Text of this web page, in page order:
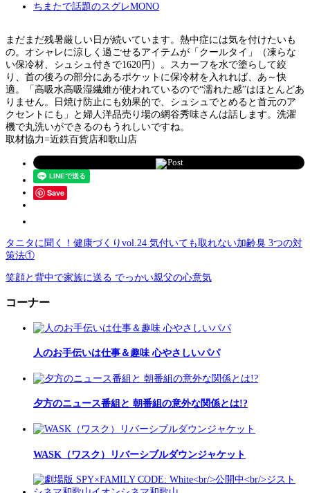
ちまたで話題のスグレMONO
まだまだ残暑厳しい日が続いています。熱中症には気を付けたいも
の。オシャレに涼しく過ごせるアイテムが「クールタイ」（凍らな
い保冷材、シュシュ付きで1620円）。スカーフを水で塗らして絞
り、首の後ろの部分にあるポケットに保冷材を入れれば、あ～快
適。「高吸水高吸湿繊維が使われているので“濡れた感”はほとんどあ
りません。日焼け防止にも効果的で、シュシュでとめると首元のア
クセントにも」と婦人洋品売り場の網谷秀味さんは話します。洗濯
機で丸洗いができるのもうれしいですね。
取材協力=近鉄百貨店和歌山店
Post
Save
タニタに聞く！健康づくりvol.24 気付いても取れない加齢臭 3つの対
策法①
笑顔と背中で家族に送る でっかい親父の心意気
コーナー
人のお手伝いは仕事＆趣味 心やさしいパパ
夕方のニュース番組と 朝番組の意外な関係とは!?
WASK（ワスク）リバーシブルダウンジャケット